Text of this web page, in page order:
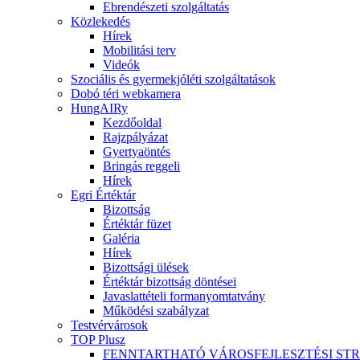
Ebrendészeti szolgáltatás
Közlekedés
Hírek
Mobilitási terv
Videók
Szociális és gyermekjóléti szolgáltatások
Dobó téri webkamera
HungAIRy
Kezdőoldal
Rajzpályázat
Gyertyaöntés
Bringás reggeli
Hírek
Egri Értéktár
Bizottság
Értéktár füzet
Galéria
Hírek
Bizottsági ülések
Értéktár bizottság döntései
Javaslattételi formanyomtatvány
Működési szabályzat
Testvérvárosok
TOP Plusz
FENNTARTHATÓ VÁROSFEJLESZTÉSI